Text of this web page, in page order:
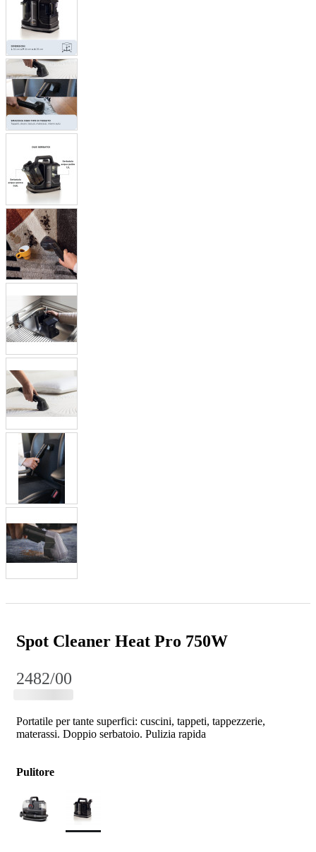
Spot Cleaner Heat Pro 750W
2482/00
Portatile per tante superfici: cuscini, tappeti, tappezzerie,
materassi. Doppio serbatoio. Pulizia rapida
Pulitore